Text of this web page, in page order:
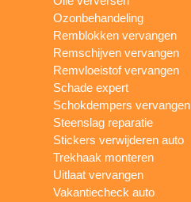
Ozonbehandeling
Remblokken vervangen
Remschijven vervangen
Remvloeistof vervangen
Schade expert
Schokdempers vervangen
Steenslag reparatie
Stickers verwijderen auto
Trekhaak monteren
Uitlaat vervangen
Vakantiecheck auto